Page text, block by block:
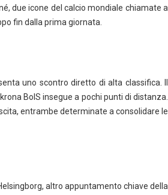
due icone del calcio mondiale chiamate a
fin dalla prima giornata.
uno scontro diretto di alta classifica. Il
BoIS insegue a pochi punti di distanza.
entrambe determinate a consolidare le
altro appuntamento chiave della